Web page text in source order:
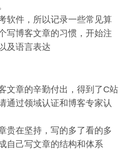
软件，所以记录一些常见算
写博客文章的习惯，开始注
及语言表达
文章的辛勤付出，得到了C站
通过领域认证和博客专家认
贵在坚持，写的多了看的多
自己写文章的结构和体系